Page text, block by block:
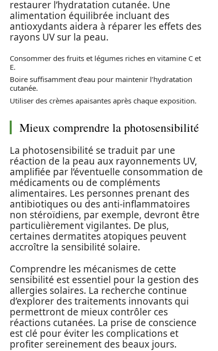
restaurer l’hydratation cutanée. Une
alimentation équilibrée incluant des
antioxydants aidera à réparer les effets des
rayons UV sur la peau.
Consommer des fruits et légumes riches en vitamine C et
E.
Boire suffisamment d’eau pour maintenir l’hydratation
cutanée.
Utiliser des crèmes apaisantes après chaque exposition.
Mieux comprendre la photosensibilité
La photosensibilité se traduit par une
réaction de la peau aux rayonnements UV,
amplifiée par l’éventuelle consommation de
médicaments ou de compléments
alimentaires. Les personnes prenant des
antibiotiques ou des anti-inflammatoires
non stéroïdiens, par exemple, devront être
particulièrement vigilantes. De plus,
certaines dermatites atopiques peuvent
accroître la sensibilité solaire.
Comprendre les mécanismes de cette
sensibilité est essentiel pour la gestion des
allergies solaires. La recherche continue
d’explorer des traitements innovants qui
permettront de mieux contrôler ces
réactions cutanées. La prise de conscience
est clé pour éviter les complications et
profiter sereinement des beaux jours.